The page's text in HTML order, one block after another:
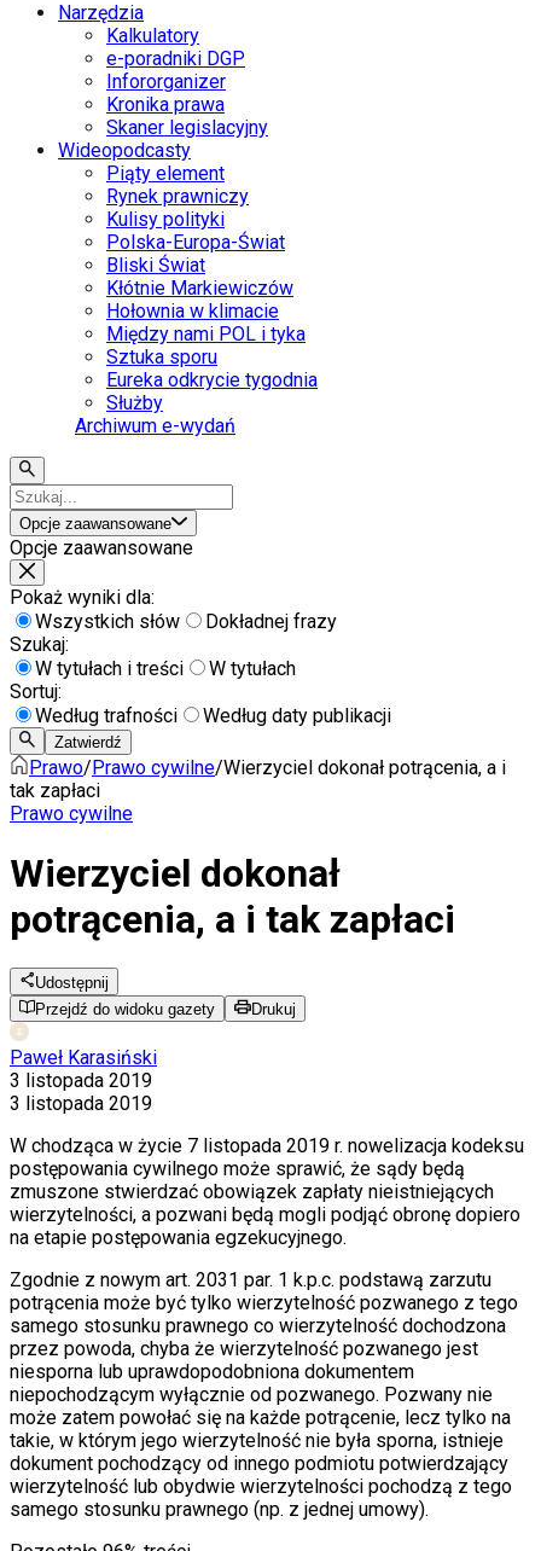
Narzędzia
Kalkulatory
e-poradniki DGP
Infororganizer
Kronika prawa
Skaner legislacyjny
Wideopodcasty
Piąty element
Rynek prawniczy
Kulisy polityki
Polska-Europa-Świat
Bliski Świat
Kłótnie Markiewiczów
Hołownia w klimacie
Między nami POL i tyka
Sztuka sporu
Eureka odkrycie tygodnia
Służby
Archiwum e-wydań
Opcje zaawansowane
Opcje zaawansowane
Pokaż wyniki dla:
Wszystkich słów
Dokładnej frazy
Szukaj:
W tytułach i treści
W tytułach
Sortuj:
Według trafności
Według daty publikacji
Zatwierdź
Prawo/Prawo cywilne/Wierzyciel dokonał potrącenia, a i
tak zapłaci
Prawo cywilne
Wierzyciel dokonał
potrącenia, a i tak zapłaci
Udostępnij
Przejdź do widoku gazety
Drukuj
Paweł Karasiński
3 listopada 2019
3 listopada 2019
W chodząca w życie 7 listopada 2019 r. nowelizacja kodeksu
postępowania cywilnego może sprawić, że sądy będą
zmuszone stwierdzać obowiązek zapłaty nieistniejących
wierzytelności, a pozwani będą mogli podjąć obronę dopiero
na etapie postępowania egzekucyjnego.
Zgodnie z nowym art. 2031 par. 1 k.p.c. podstawą zarzutu
potrącenia może być tylko wierzytelność pozwanego z tego
samego stosunku prawnego co wierzytelność dochodzona
przez powoda, chyba że wierzytelność pozwanego jest
niesporna lub uprawdopodobniona dokumentem
niepochodzącym wyłącznie od pozwanego. Pozwany nie
może zatem powołać się na każde potrącenie, lecz tylko na
takie, w którym jego wierzytelność nie była sporna, istnieje
dokument pochodzący od innego podmiotu potwierdzający
wierzytelność lub obydwie wierzytelności pochodzą z tego
samego stosunku prawnego (np. z jednej umowy).